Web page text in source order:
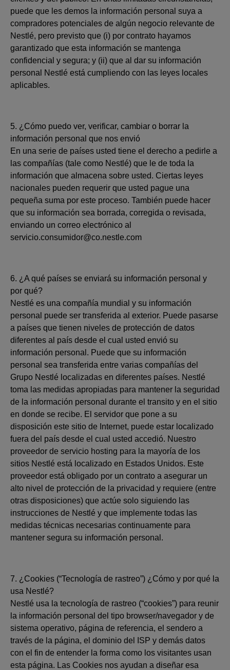
puede que les demos la información personal suya a
compradores potenciales de algún negocio relevante de
Nestlé, pero previsto que (i) por contrato hayamos
garantizado que esta información se mantenga
confidencial y segura; y (ii) que al dar su información
personal Nestlé está cumpliendo con las leyes locales
aplicables.
5. ¿Cómo puedo ver, verificar, cambiar o borrar la
información personal que nos envió
En una serie de países usted tiene el derecho a pedirle a
las compañías (tale como Nestlé) que le de toda la
información que almacena sobre usted. Ciertas leyes
nacionales pueden requerir que usted pague una
pequeña suma por este proceso. También puede hacer
que su información sea borrada, corregida o revisada,
enviando un correo electrónico al
servicio.consumidor@co.nestle.com
6. ¿A qué países se enviará su información personal y
por qué?
Nestlé es una compañía mundial y su información
personal puede ser transferida al exterior. Puede pasarse
a países que tienen niveles de protección de datos
diferentes al país desde el cual usted envió su
información personal. Puede que su información
personal sea transferida entre varias compañías del
Grupo Nestlé localizadas en diferentes países. Nestlé
toma las medidas apropiadas para mantener la seguridad
de la información personal durante el transito y en el sitio
en donde se recibe. El servidor que pone a su
disposición este sitio de Internet, puede estar localizado
fuera del país desde el cual usted accedió. Nuestro
proveedor de servicio hosting para la mayoría de los
sitios Nestlé está localizado en Estados Unidos. Este
proveedor está obligado por un contrato a asegurar un
alto nivel de protección de la privacidad y requiere (entre
otras disposiciones) que actúe solo siguiendo las
instrucciones de Nestlé y que implemente todas las
medidas técnicas necesarias continuamente para
mantener segura su información personal.
7. ¿Cookies (“Tecnología de rastreo”) ¿Cómo y por qué la
usa Nestlé?
Nestlé usa la tecnología de rastreo (“cookies”) para reunir
la información personal del tipo browser/navegador y de
sistema operativo, página de referencia, el sendero a
través de la página, el dominio del ISP y demás datos
con el fin de entender la forma como los visitantes usan
esta página. Las Cookies nos ayudan a diseñar esa